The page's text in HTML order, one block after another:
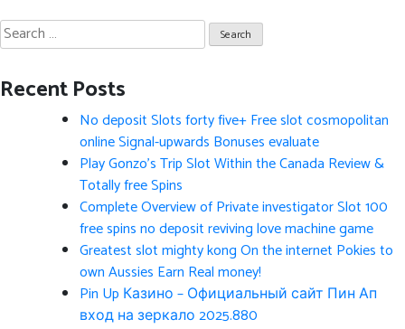
Search
for:
Recent Posts
No deposit Slots forty five+ Free slot cosmopolitan
online Signal-upwards Bonuses evaluate
Play Gonzo’s Trip Slot Within the Canada Review &
Totally free Spins
Complete Overview of Private investigator Slot 100
free spins no deposit reviving love machine game
Greatest slot mighty kong On the internet Pokies to
own Aussies Earn Real money!
Pin Up Казино – Официальный сайт Пин Ап
вход на зеркало 2025.880